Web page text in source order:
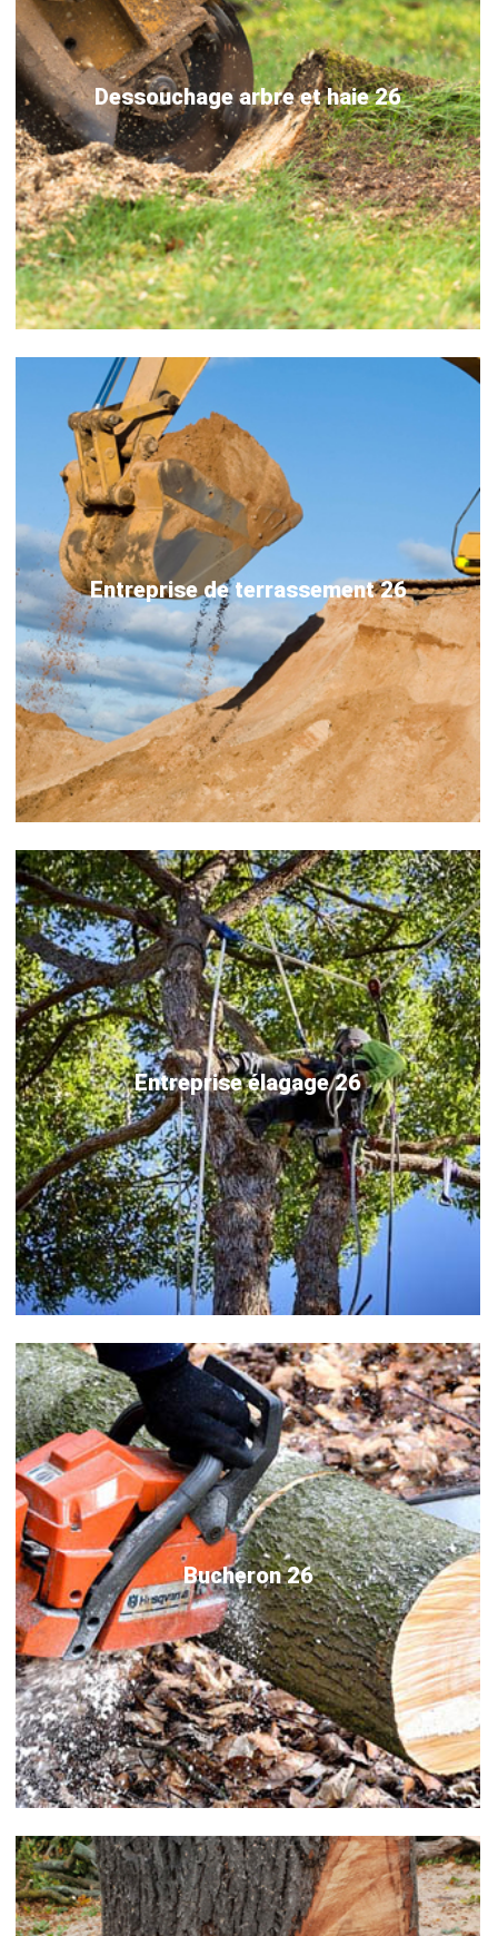
Dessouchage arbre et haie 26
Entreprise de terrassement 26
Entreprise élagage 26
Bucheron 26